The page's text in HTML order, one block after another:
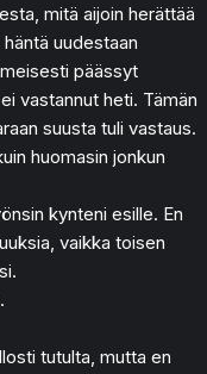
mitä aijoin herättää
uudestaan
päässyt
vastannut heti. Tämän
suusta tuli vastaus.
huomasin jonkun
kynteni esille. En
vaikka toisen
tutulta, mutta en